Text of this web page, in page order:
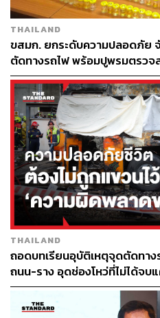
THAILAND
ขสมก. ยกระดับความปลอดภัย
ตัดทางรถไฟ พร้อมปูพรมตรว
100%
THAILAND
ถอดบทเรียนอุบัติเหตุจุดตัดทาง
ถนน-ราง อุดช่องโหว่ที่ไม่ได้จบ